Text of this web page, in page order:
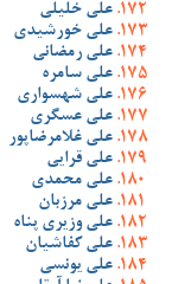
علی خلیلی
علی خورشیدی
علی رمضانی
علی سامره
علی شهسواری
علی عسگری
علی غلامرضاپور
علی قرایی
علی محمدی
علی مرزبان
علی وزیری پناه
علی کفاشیان
علی یونسی